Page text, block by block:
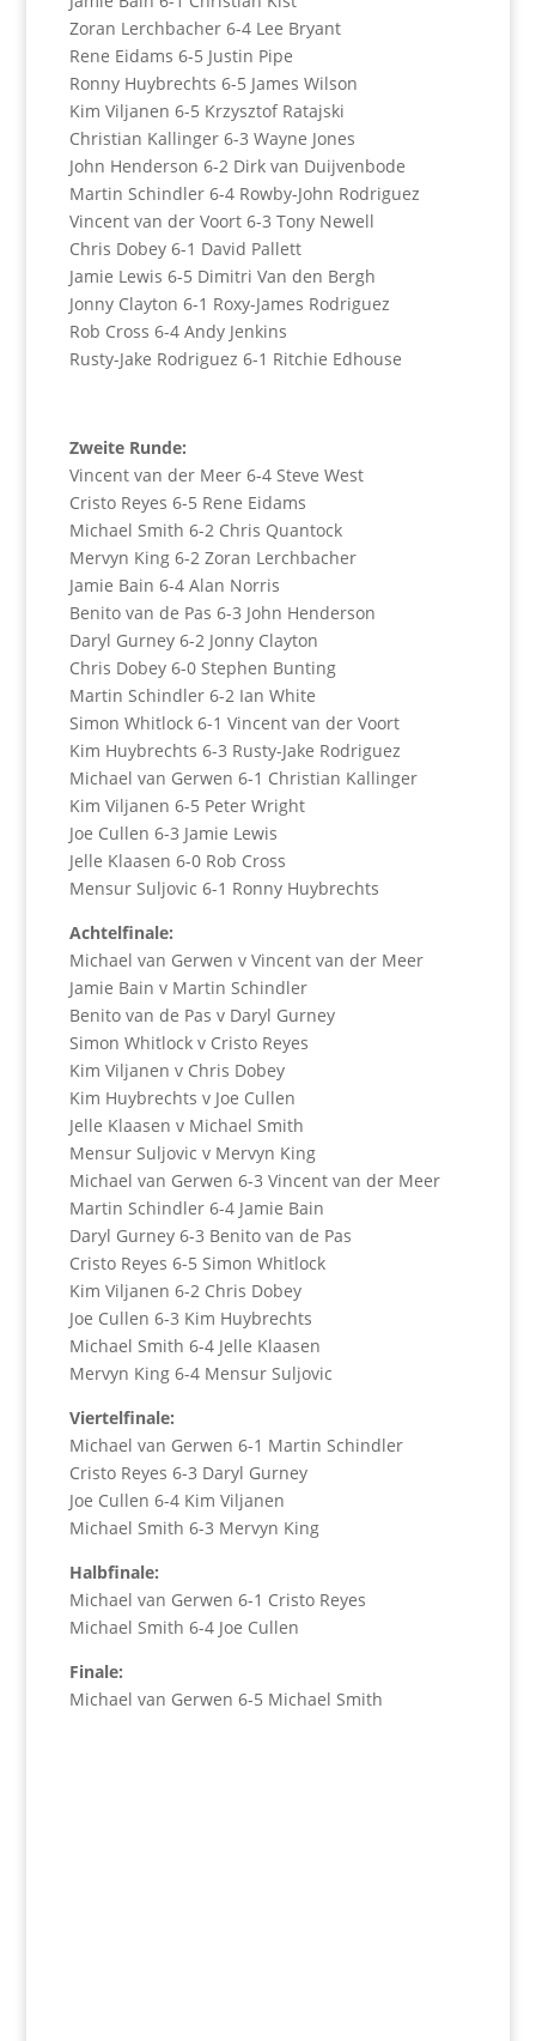
Zoran Lerchbacher 6-4 Lee Bryant
Rene Eidams 6-5 Justin Pipe
Ronny Huybrechts 6-5 James Wilson
Kim Viljanen 6-5 Krzysztof Ratajski
Christian Kallinger 6-3 Wayne Jones
John Henderson 6-2 Dirk van Duijvenbode
Martin Schindler 6-4 Rowby-John Rodriguez
Vincent van der Voort 6-3 Tony Newell
Chris Dobey 6-1 David Pallett
Jamie Lewis 6-5 Dimitri Van den Bergh
Jonny Clayton 6-1 Roxy-James Rodriguez
Rob Cross 6-4 Andy Jenkins
Rusty-Jake Rodriguez 6-1 Ritchie Edhouse
Zweite Runde:
Vincent van der Meer 6-4 Steve West
Cristo Reyes 6-5 Rene Eidams
Michael Smith 6-2 Chris Quantock
Mervyn King 6-2 Zoran Lerchbacher
Jamie Bain 6-4 Alan Norris
Benito van de Pas 6-3 John Henderson
Daryl Gurney 6-2 Jonny Clayton
Chris Dobey 6-0 Stephen Bunting
Martin Schindler 6-2 Ian White
Simon Whitlock 6-1 Vincent van der Voort
Kim Huybrechts 6-3 Rusty-Jake Rodriguez
Michael van Gerwen 6-1 Christian Kallinger
Kim Viljanen 6-5 Peter Wright
Joe Cullen 6-3 Jamie Lewis
Jelle Klaasen 6-0 Rob Cross
Mensur Suljovic 6-1 Ronny Huybrechts
Achtelfinale:
Michael van Gerwen v Vincent van der Meer
Jamie Bain v Martin Schindler
Benito van de Pas v Daryl Gurney
Simon Whitlock v Cristo Reyes
Kim Viljanen v Chris Dobey
Kim Huybrechts v Joe Cullen
Jelle Klaasen v Michael Smith
Mensur Suljovic v Mervyn King
Michael van Gerwen 6-3 Vincent van der Meer
Martin Schindler 6-4 Jamie Bain
Daryl Gurney 6-3 Benito van de Pas
Cristo Reyes 6-5 Simon Whitlock
Kim Viljanen 6-2 Chris Dobey
Joe Cullen 6-3 Kim Huybrechts
Michael Smith 6-4 Jelle Klaasen
Mervyn King 6-4 Mensur Suljovic
Viertelfinale:
Michael van Gerwen 6-1 Martin Schindler
Cristo Reyes 6-3 Daryl Gurney
Joe Cullen 6-4 Kim Viljanen
Michael Smith 6-3 Mervyn King
Halbfinale:
Michael van Gerwen 6-1 Cristo Reyes
Michael Smith 6-4 Joe Cullen
Finale:
Michael van Gerwen 6-5 Michael Smith